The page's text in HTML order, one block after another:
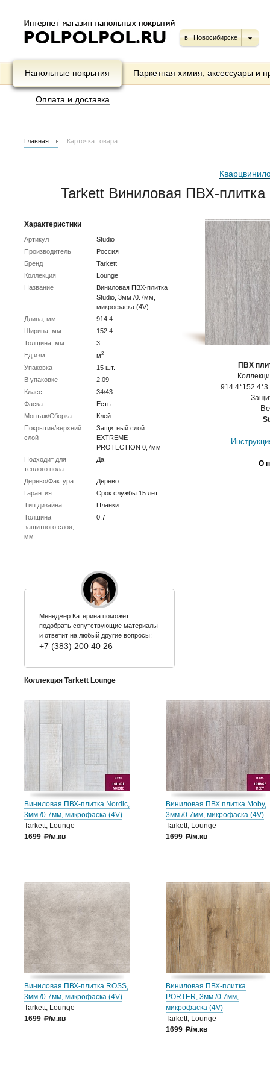
в Новосибирске
Напольные покрытия Паркетная химия, аксессуары и
Оплата и доставка
Главная Карточка товара
Tarkett Виниловая ПВХ-
Характеристики
Артикул
Studio
Производитель
Россия
Бренд
Tarkett
Коллекция
Lounge
Название
Виниловая ПВХ-плитка
Studio, 3мм /0.7мм,
микрофаска (4V)
Длина, мм
914.4
Ширина, мм
152.4
Толщина, мм
3
Ед.изм.
м2
Упаковка
15 шт.
В упаковке
2.09
Класс
34/43
Фаска
Есть
Монтаж/Сборка
Клей
Покрытие/верхний
слой
Защитный слой
EXTREME
PROTECTION 0,7мм
Подходит для
теплого пола
Да
Дерево/Фактура
Дерево
Гарантия
Срок службы 15 лет
Тип дизайна
Планки
Толщина
защитного слоя,
мм
0.7
ПВХ
914.4*152.4*3
О
Менеджер Катерина поможет
подобрать сопутствующие материалы
и ответит на любый другие вопросы:
+7 (383) 200 40 26
Коллекция Tarkett Lounge
Виниловая ПВХ-плитка Nordic,
3мм /0.7мм, микрофаска (4V)
Tarkett, Lounge
1699
a/м.кв
Виниловая ПВХ плитка Moby,
3мм /0.7мм, микрофаска (4V)
Tarkett, Lounge
1699
a/м.кв
Виниловая ПВХ-плитка ROSS,
3мм /0.7мм, микрофаска (4V)
Tarkett, Lounge
1699
a/м.кв
Виниловая ПВХ-плитка
PORTER, 3мм /0.7мм,
микрофаска (4V)
Tarkett, Lounge
1699
a/м.кв